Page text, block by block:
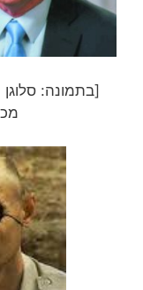
[בתמונה: סלוגן